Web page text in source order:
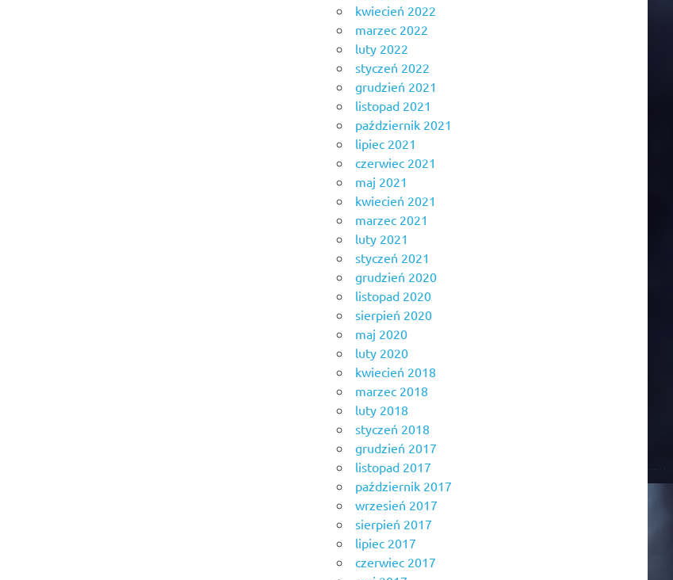
kwiecień 2022
marzec 2022
luty 2022
styczeń 2022
grudzień 2021
listopad 2021
październik 2021
lipiec 2021
czerwiec 2021
maj 2021
kwiecień 2021
marzec 2021
luty 2021
styczeń 2021
grudzień 2020
listopad 2020
sierpień 2020
maj 2020
luty 2020
kwiecień 2018
marzec 2018
luty 2018
styczeń 2018
grudzień 2017
listopad 2017
październik 2017
wrzesień 2017
sierpień 2017
lipiec 2017
czerwiec 2017